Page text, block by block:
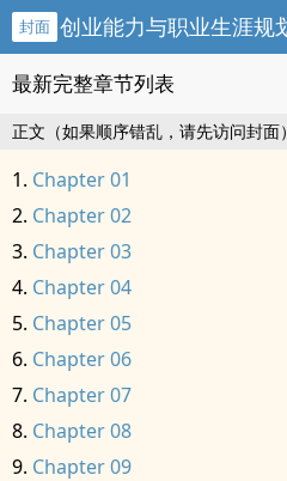
封面
最新完整章节列表
正文（如果顺序错乱，请先访问封面）
Chapter 01
Chapter 02
Chapter 03
Chapter 04
Chapter 05
Chapter 06
Chapter 07
Chapter 08
Chapter 09